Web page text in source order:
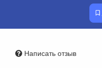
Написать отзыв